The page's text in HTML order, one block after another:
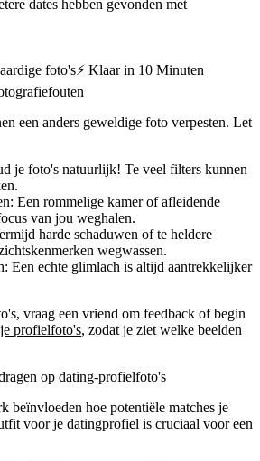
dates hebben gevonden met
foto's⚡️ Klaar in 10 Minuten
een anders geweldige foto verpesten. Let
je foto's natuurlijk! Te veel filters kunnen
Een rommelige kamer of afleidende
van jou weghalen.
harde schaduwen of te heldere
wegwassen.
Een echte glimlach is altijd aantrekkelijker
vraag een vriend om feedback of begin
profielfoto's, zodat je ziet welke beelden
op dating-profielfoto's
beïnvloeden hoe potentiële matches je
voor je datingprofiel is cruciaal voor een